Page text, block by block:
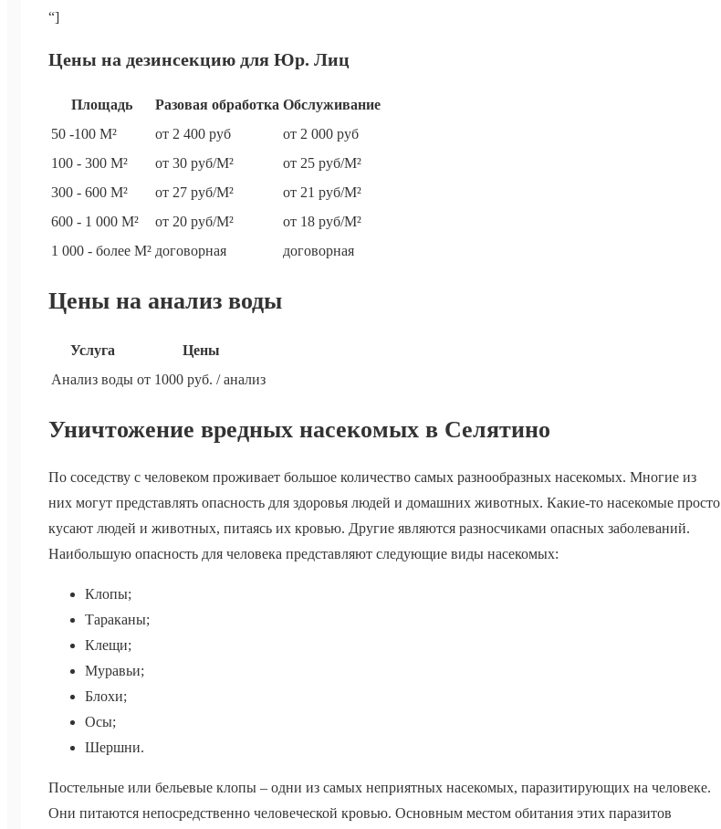
“]
Цены на дезинсекцию для Юр. Лиц
Площадь Разовая обработка Обслуживание
50 -100 М²
от 2 400 руб
от 2 000 руб
100 - 300 М²
от 30 руб/М²
от 25 руб/М²
300 - 600 М²
от 27 руб/М²
от 21 руб/М²
600 - 1 000 М²
от 20 руб/М²
от 18 руб/М²
1 000 - более М² договорная договорная
Цены на анализ воды
Услуга
Цены
Анализ воды от 1000 руб. / анализ
Уничтожение вредных насекомых в Селятино
По соседству с человеком проживает большое количество самых разнообразных насекомых. Многие из
них могут представлять опасность для здоровья людей и домашних животных. Какие-то насекомые просто
кусают людей и животных, питаясь их кровью. Другие являются разносчиками опасных заболеваний.
Наибольшую опасность для человека представляют следующие виды насекомых:
Клопы;
Тараканы;
Клещи;
Муравьи;
Блохи;
Осы;
Шершни.
Постельные или бельевые клопы – одни из самых неприятных насекомых, паразитирующих на человеке.
Они питаются непосредственно человеческой кровью. Основным местом обитания этих паразитов